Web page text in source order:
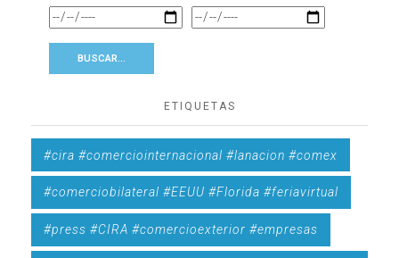
ETIQUETAS
#cira #comerciointernacional #lanacion #comex
#comerciobilateral #EEUU #Florida #feriavirtual
#press #CIRA #comercioexterior #empresas